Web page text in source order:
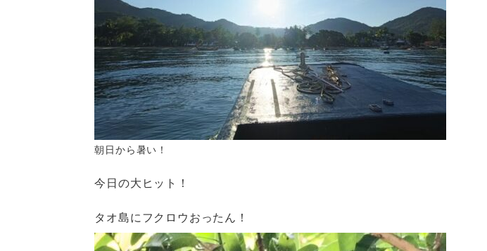
朝日から暑い！
今日の大ヒット！
タオ島にフクロウおったん！